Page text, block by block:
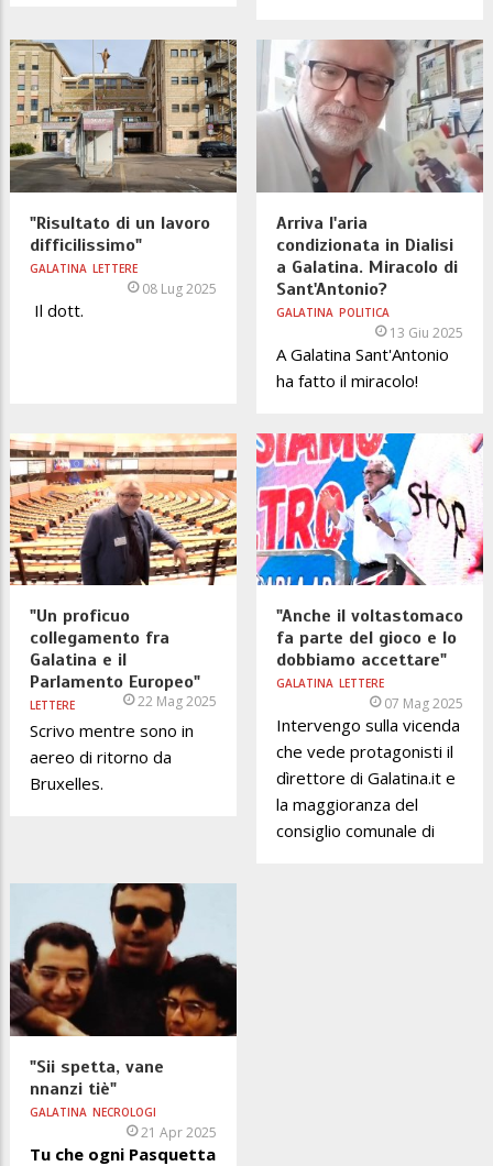
"Risultato di un lavoro
difficilissimo"
GALATINA LETTERE
08 Lug 2025
Il dott.
Arriva l'aria
condizionata in Dialisi
a Galatina. Miracolo di
Sant'Antonio?
GALATINA POLITICA
13 Giu 2025
A Galatina Sant'Antonio
ha fatto il miracolo!
"Un proficuo
collegamento fra
Galatina e il
Parlamento Europeo"
LETTERE 22 Mag 2025
Scrivo mentre sono in
aereo di ritorno da
Bruxelles.
"Anche il voltastomaco
fa parte del gioco e lo
dobbiamo accettare"
GALATINA LETTERE
07 Mag 2025
Intervengo sulla vicenda
che vede protagonisti il
dìrettore di Galatina.it e
la maggioranza del
consiglio comunale di
"Sii spetta, vane
nnanzi tiè"
GALATINA NECROLOGI
21 Apr 2025
Tu che ogni Pasquetta